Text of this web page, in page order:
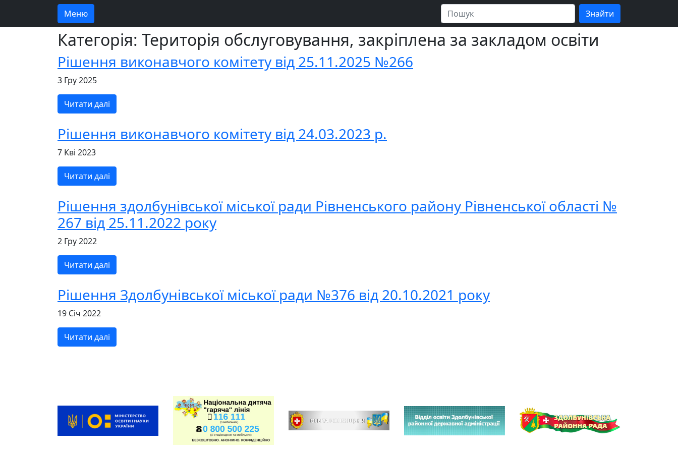
Меню
Категорія: Територія обслуговування, закріплена за закладом освіти
Рішення виконавчого комітету від 25.11.2025 №266
3 Гру 2025
Читати далі
Рішення виконавчого комітету від 24.03.2023 р.
7 Кві 2023
Читати далі
Рішення здолбунівської міської ради Рівненського району Рівненської області №
267 від 25.11.2022 року
2 Гру 2022
Читати далі
Рішення Здолбунівської міської ради №376 від 20.10.2021 року
19 Січ 2022
Читати далі